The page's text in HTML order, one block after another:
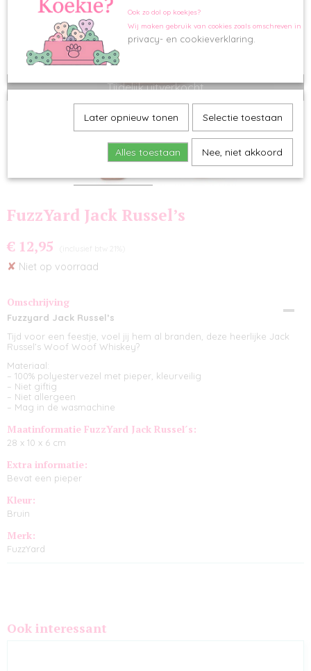
Tijdelijk uitverkocht
FuzzYard Jack Russel’s
€ 12,95 (inclusief btw 21%)
✘ Niet op voorraad
Omschrijving
Fuzzyard Jack Russel’s
Tijd voor een feestje, voel jij hem al branden, deze heerlijke Jack
Russel’s Woof Woof Whiskey?
Materiaal:
– 100% polyestervezel met pieper, kleurveilig
– Niet giftig
– Niet allergeen
– Mag in de wasmachine
Maatinformatie FuzzYard Jack Russel´s:
28 x 10 x 6 cm
Extra informatie:
Bevat een pieper
Kleur:
Bruin
Merk:
FuzzYard
Ook interessant
Ook zo dol op koekjes?
Wij maken gebruik van cookies zoals omschreven in
privacy- en cookieverklaring.
Later opnieuw tonen Selectie toestaan
Alles toestaan Nee, niet akkoord